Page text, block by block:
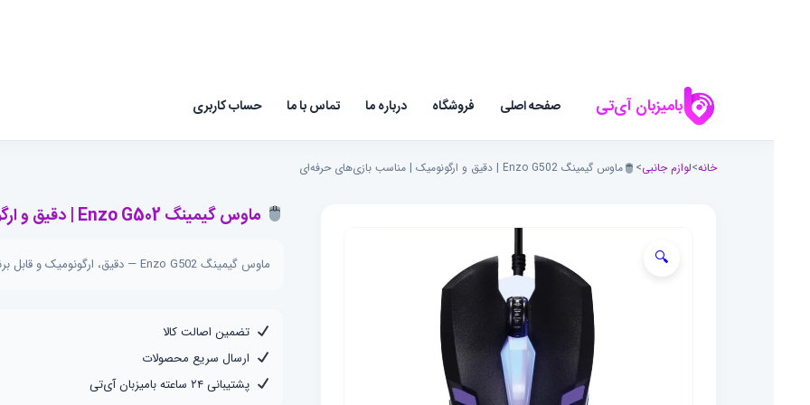
بامیزبان آی‌تی صفحه اصلی فروشگاه درباره ما تماس با ما حساب کاربری
خانه>لوازم جانبی> ماوس گیمینگ Enzo G502 | دقیق و ارگونومیک | مناسب بازی‌های حرفه‌ای
ماوس گیمینگ Enzo G502 | دقیق و ارگونومیک | مناسب بازی‌های حرفه‌ای
ماوس گیمینگ Enzo G502 — دقیق، ارگونومیک و قابل برنامه‌ریزی؛ مناسب بازی‌های حرفه‌ای با اتصال کابل USB.
تضمین اصالت کالا
ارسال سریع محصولات
پشتیبانی ۲۴ ساعته بامیزبان آی‌تی